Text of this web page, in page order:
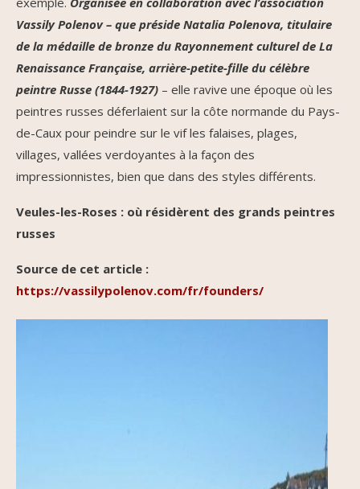
Vassily Polenov – que préside Natalia Polenova, titulaire
de la médaille de bronze du Rayonnement culturel de La
Renaissance Française, arrière-petite-fille du célèbre
peintre Russe (1844-1927) – elle ravive une époque où les
peintres russes déferlaient sur la côte normande du Pays-
de-Caux pour peindre sur le vif les falaises, plages,
villages, vallées verdoyantes à la façon des
impressionnistes, bien que dans des styles différents.
Veules-les-Roses : où résidèrent des grands peintres
russes
Source de cet article :
https://vassilypolenov.com/fr/founders/